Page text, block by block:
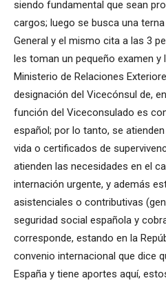
siendo fundamental que sean
cargos; luego se busca una
General y el mismo cita a las 3
les toman un pequeño examen y
Ministerio de Relaciones
designación del Vicecónsul de,
función del Viceconsulado es
español; por lo tanto, se
vida o certificados de
atienden las necesidades en el
internación urgente, y además
asistenciales o contributivas
seguridad social española y
corresponde, estando en la
convenio internacional que dice
España y tiene aportes aquí,